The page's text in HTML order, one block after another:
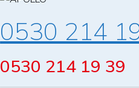
0530 214
0530 214 19 39